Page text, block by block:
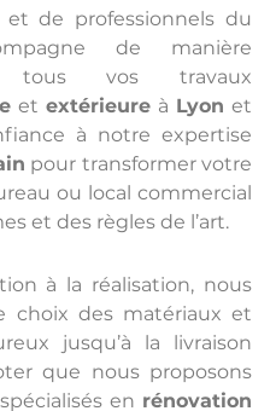
et de professionnels du
de manière
tous vos travaux
et extérieure à Lyon et
à notre expertise
pour transformer votre
ou local commercial
et des règles de l’art.
à la réalisation, nous
choix des matériaux et
jusqu’à la livraison
que nous proposons
en rénovation